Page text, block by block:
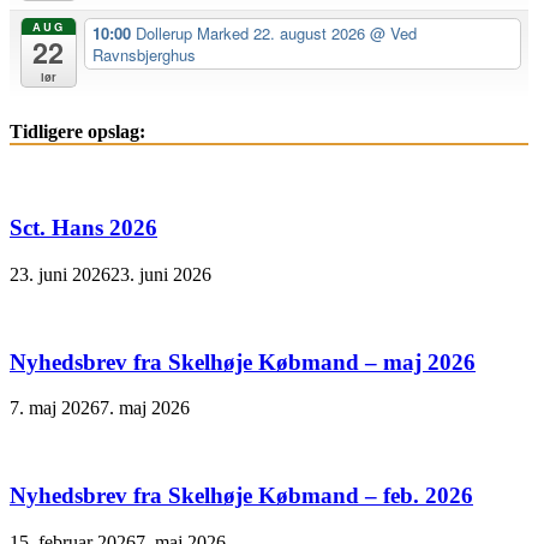
AUG
22
lør
10:00 Dollerup Marked 22. august 2026 @ Ved
Ravnsbjerghus
Tidligere opslag:
Sct. Hans 2026
23. juni 202623. juni 2026
Nyhedsbrev fra Skelhøje Købmand – maj 2026
7. maj 20267. maj 2026
Nyhedsbrev fra Skelhøje Købmand – feb. 2026